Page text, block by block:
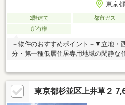
東京
2階建て 都市ガス
所有権
－物件のおすすめポイント－▼立地・
分・第一種低層住居専用地域の閑静な
の洋室はLDとホールの2WAY仕様・各
貸部分は1K×5部屋・室内丁寧にお使
機・温水洗浄便座▼周辺環境・マルエ
235m)・セブンイレブン練馬下石神井
東京都杉並区上井草２